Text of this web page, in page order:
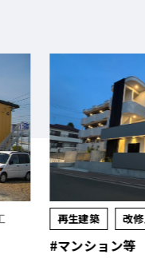
改修工事 2024年竣工